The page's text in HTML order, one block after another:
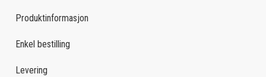
Produktinformasjon
Enkel bestilling
Levering